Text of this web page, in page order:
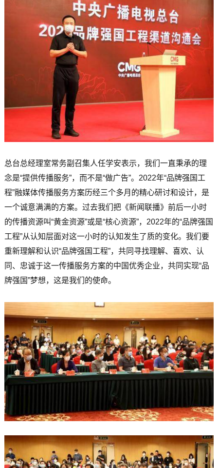
总台总经理室常务副召集人任学安表示，我们一直秉承的理
念是“提供传播服务”，而不是“做广告”。2022年“品牌强国工
程”融媒体传播服务方案历经三个多月的精心研讨和设计，是
一个诚意满满的方案。过去我们把《新闻联播》前后一小时
的传播资源叫“黄金资源”或是“核心资源”，2022年的“品牌强国
工程”从认知层面对这一小时的认知发生了质的变化。我们要
重新理解和认识“品牌强国工程”，共同寻找理解、喜欢、认
同、忠诚于这一传播服务方案的中国优秀企业，共同实现“品
牌强国”梦想，这是我们的使命。